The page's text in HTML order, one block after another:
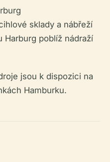
sklady a nábřeží
Harburg poblíž nádraží
jsou k dispozici na
Hamburku.